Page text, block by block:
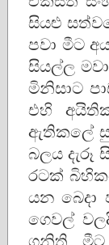
සියළු
පවා මීට
සියල්ල
මිනිසාට
එහි
ඇතිකලේ
බලය දැරූ
රටක්
යන
ගෙවල්
ගනිති.